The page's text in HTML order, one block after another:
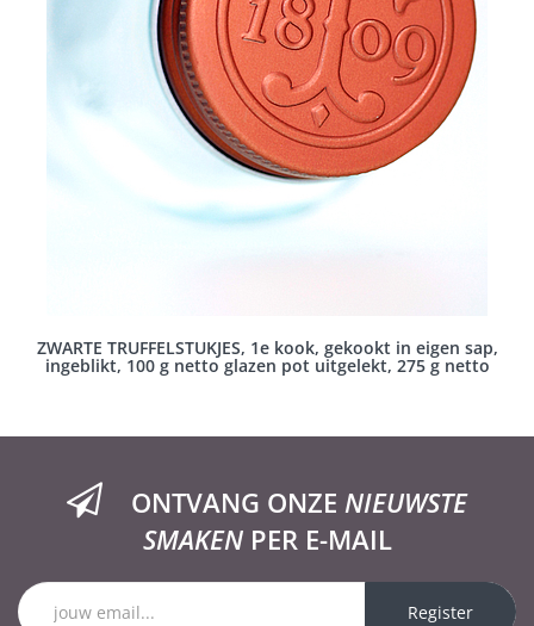
ZWARTE TRUFFELSTUKJES, 1e kook, gekookt in eigen sap,
ingeblikt, 100 g netto glazen pot uitgelekt, 275 g netto
ONTVANG ONZE NIEUWSTE
SMAKENPER E-MAIL
Register